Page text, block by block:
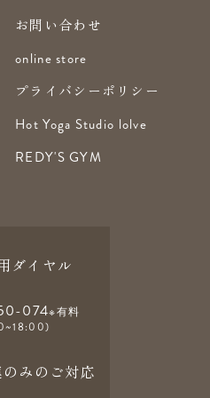
お問い合わせ
online store
プライバシーポリシー
Hot Yoga Studio lolve
REDY'S GYM
ダイヤル
074※有料
みのご対応